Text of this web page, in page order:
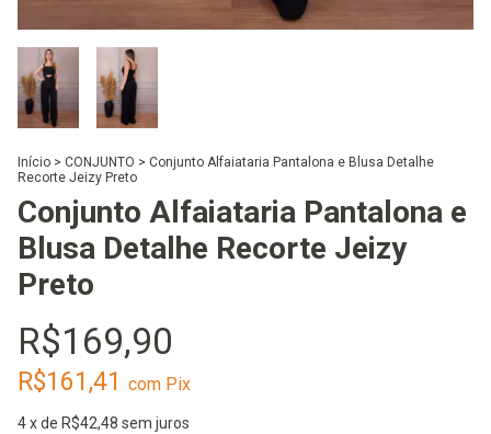
Início > CONJUNTO > Conjunto Alfaiataria Pantalona e Blusa Detalhe
Recorte Jeizy Preto
Conjunto Alfaiataria Pantalona e
Blusa Detalhe Recorte Jeizy
Preto
R$169,90
R$161,41 com Pix
4x de R$42,48 sem juros